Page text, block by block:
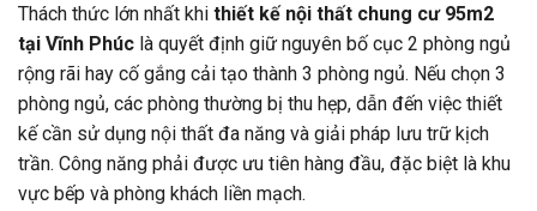
Thách thức lớn nhất khi thiết kế nội thất chung cư 95m2
tại Vĩnh Phúc là quyết định giữ nguyên bố cục 2 phòng ngủ
rộng rãi hay cố gắng cải tạo thành 3 phòng ngủ. Nếu chọn 3
phòng ngủ, các phòng thường bị thu hẹp, dẫn đến việc thiết
kế cần sử dụng nội thất đa năng và giải pháp lưu trữ kịch
trần. Công năng phải được ưu tiên hàng đầu, đặc biệt là khu
vực bếp và phòng khách liền mạch.